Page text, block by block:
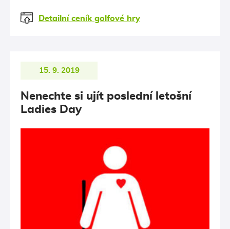
Detailní ceník golfové hry
15. 9. 2019
Nenechte si ujít poslední letošní
Ladies Day